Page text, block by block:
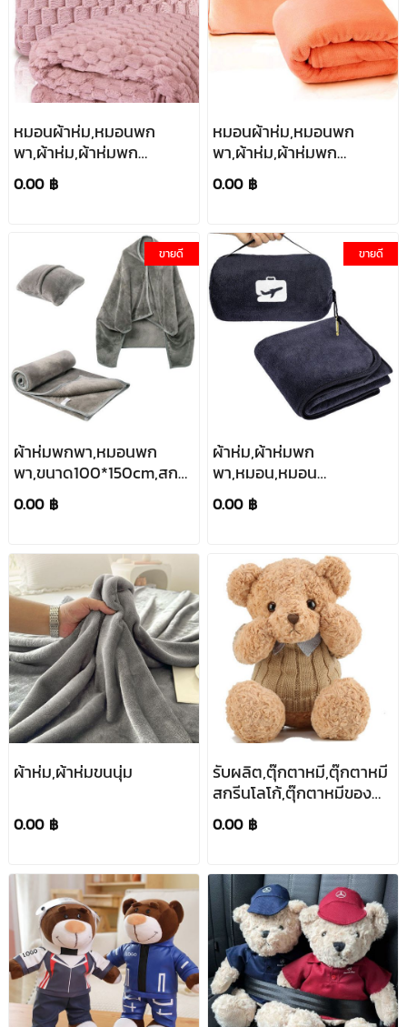
หมอนผ้าห่ม,หมอนพก
พา,ผ้าห่ม,ผ้าห่มพก
พา,หมอนผ้าห่ม
สกรีน,ขนาด120*150cm
0.00 ฿
หมอนผ้าห่ม,หมอนพก
พา,ผ้าห่ม,ผ้าห่มพก
พา,หมอนผ้าห่ม
สกรีน,ขนาด120*150cm,รับ
ขายดี
0.00 ฿
ขายดี
ผ้าห่มพกพา,หมอนพก
พา,ขนาด100*150cm,สกรีน
โลโก้,ราคาถูก,ขายดี
0.00 ฿
ขายดี
ผ้าห่ม,ผ้าห่มพก
พา,หมอน,หมอน
ผ้าห่ม,ขนาด125*150CM,สกรี
โลโก้,ราคาถูก,ขายดี,รับ
0.00 ฿
ผ้าห่ม,ผ้าห่มขนนุ่ม
0.00 ฿
รับผลิต,ตุ๊กตาหมี,ตุ๊กตาหมี
สกรีนโลโก้,ตุ๊กตาหมีของ
ขวัญ,โรงงานผลิตตุ๊กตา
หมี,ของขวัญ,ของ
0.00 ฿